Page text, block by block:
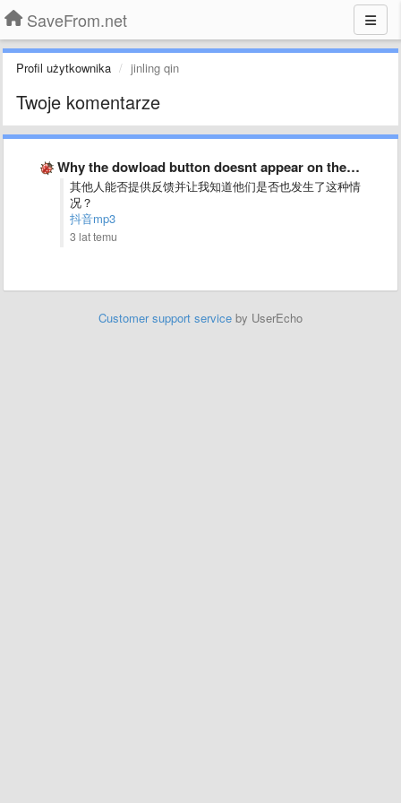
SaveFrom.net
Profil użytkownika jinling qin
Twoje komentarze
Why the dowload button doesnt appear on the opened Youtube …
其他人能否提供反馈并让我知道他们是否也发生了这种情
况？
抖音mp3
3 lat temu
Customer support service by UserEcho